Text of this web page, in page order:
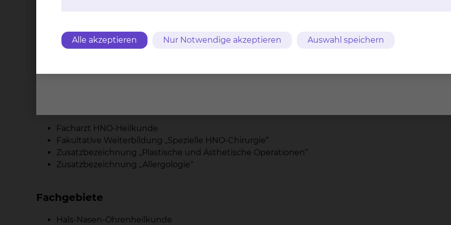
Promotion
Staatsexamen
Facharzt HNO-Heilkunde
Fakultative Weiterbildung „Spezielle HNO-Chirurgie“
Zusatzbezeichnung „Plastische und Ästhetische Operationen“
Zusatzbezeichnung „Allergologie“
Fachgebiete
Hals-Nasen-Ohrenheilkunde
Alle akzeptieren Nur Notwendige akzeptieren Auswahl speichern